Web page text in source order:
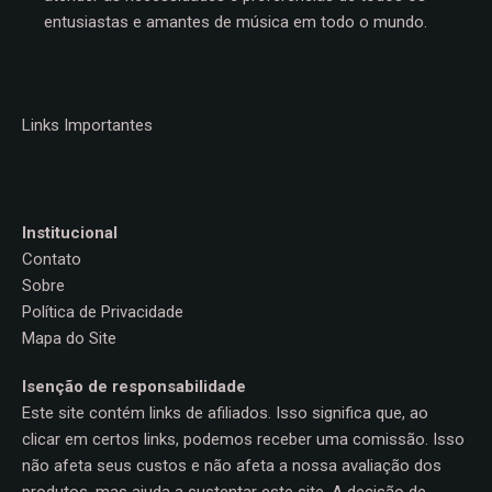
entusiastas e amantes de música em todo o mundo.
Links Importantes
Institucional
Contato
Sobre
Política de Privacidade
Mapa do Site
Isenção de responsabilidade
Este site contém links de afiliados. Isso significa que, ao
clicar em certos links, podemos receber uma comissão. Isso
não afeta seus custos e não afeta a nossa avaliação dos